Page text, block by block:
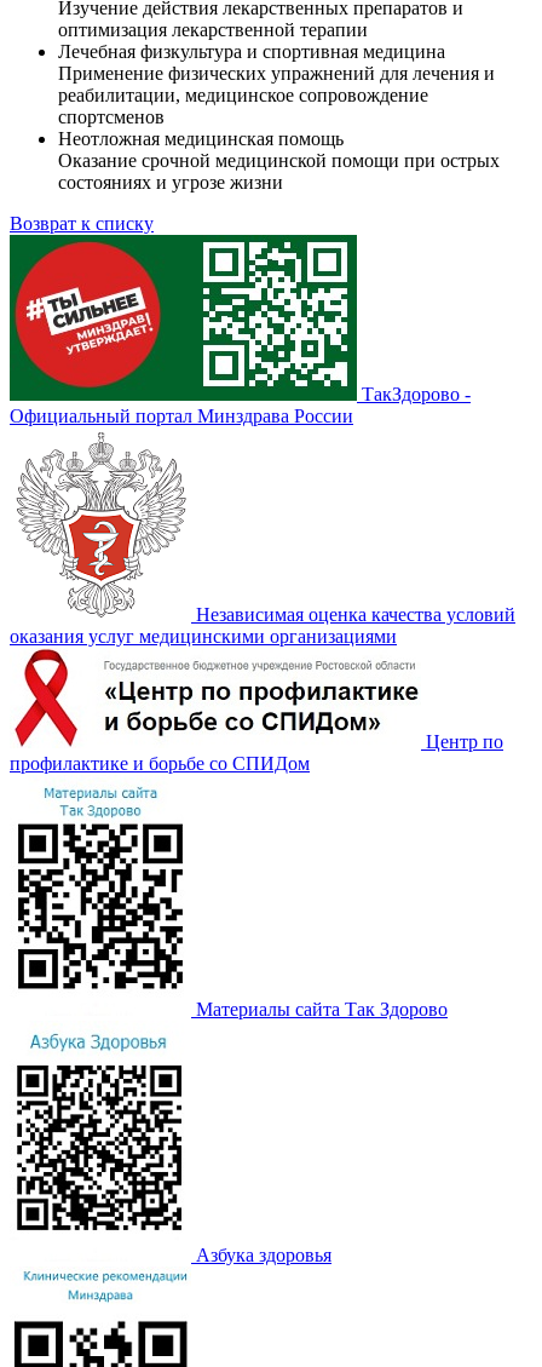
Изучение действия лекарственных препаратов и
оптимизация лекарственной терапии
Лечебная физкультура и спортивная медицина
Применение физических упражнений для лечения и
реабилитации, медицинское сопровождение
спортсменов
Неотложная медицинская помощь
Оказание срочной медицинской помощи при острых
состояниях и угрозе жизни
Возврат к списку
ТакЗдорово -
Официальный портал Минздрава России
Независимая оценка качества условий
оказания услуг медицинскими организациями
Центр по
профилактике и борьбе со СПИДом
Материалы сайта Так Здорово
Азбука здоровья